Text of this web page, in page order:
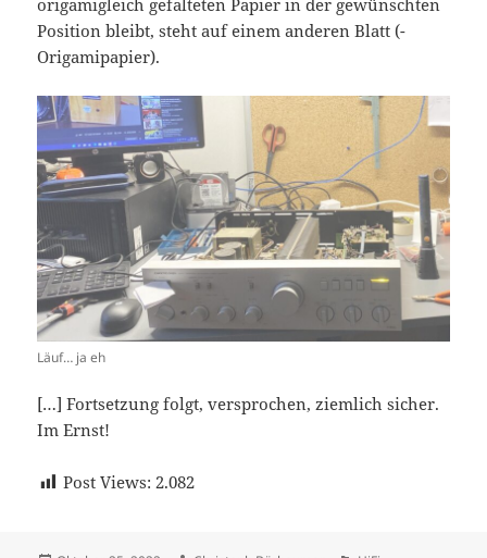
Position bleibt, steht auf einem anderen Blatt (-
Origamipapier).
Läuf… ja eh
[…] Fortsetzung folgt, versprochen, ziemlich sicher.
Im Ernst!
Post Views: 2.082